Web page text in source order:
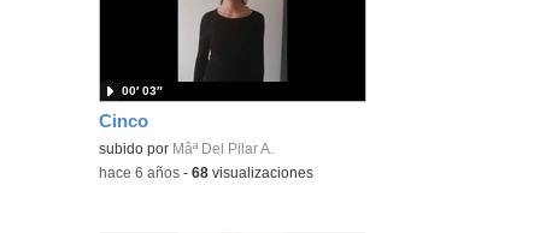
Cinco
subido por Mâª Del Pilar A.
00′ 03″
-hace 6 años -68 visualizaciones